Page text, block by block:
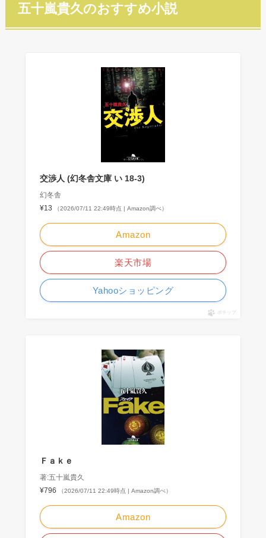
五十嵐貴久のおすすめ小説
交渉人 (幻冬舎文庫 い 18-3)
幻冬舎
¥13
（2026/07/11 22:49時点 | Amazon調べ）
Amazon
楽天市場
Yahooショッピング
ポチップ
Ｆａｋｅ
著:五十嵐貴久
¥796
（2026/07/11 22:49時点 | Amazon調べ）
Amazon